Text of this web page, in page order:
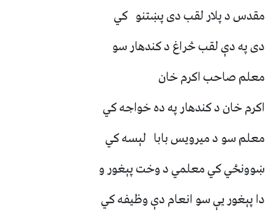
مقدس د پلار لقب دی پښتنو کي
دی په دې لقب څراغ د کندهار سو
معلم صاحب اکرم خان
اکرم خان د کندهار په ده خواجه کي
معلم سو د میرویس بابا لېسه کي
ښوونځي کي معلمي د وخت پېغور و
دا پېغور یې سو انعام دې وظیفه کي